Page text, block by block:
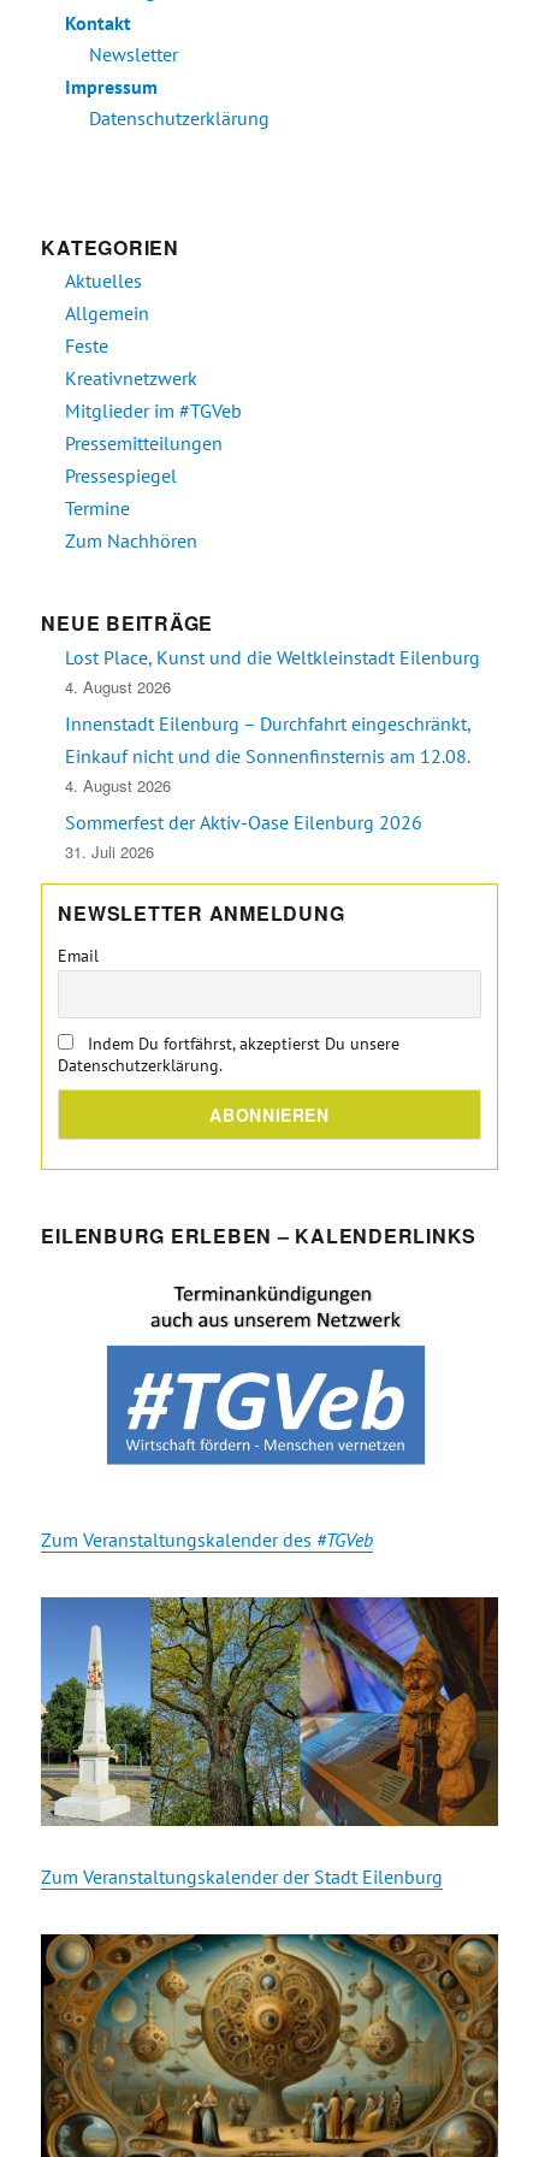
Kontakt
Newsletter
Impressum
Datenschutzerklärung
KATEGORIEN
Aktuelles
Allgemein
Feste
Kreativnetzwerk
Mitglieder im #TGVeb
Pressemitteilungen
Pressespiegel
Termine
Zum Nachhören
NEUE BEITRÄGE
Lost Place, Kunst und die Weltkleinstadt Eilenburg
4. August 2026
Innenstadt Eilenburg – Durchfahrt eingeschränkt,
Einkauf nicht und die Sonnenfinsternis am 12.08.
4. August 2026
Sommerfest der Aktiv-Oase Eilenburg 2026
31. Juli 2026
NEWSLETTER ANMELDUNG
Email
Indem Du fortfährst, akzeptierst Du unsere
Datenschutzerklärung.
EILENBURG ERLEBEN – KALENDERLINKS
Zum Veranstaltungskalender des #TGVeb
Zum Veranstaltungskalender der Stadt Eilenburg